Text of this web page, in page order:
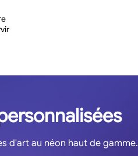
d'art au néon haut de gamme.